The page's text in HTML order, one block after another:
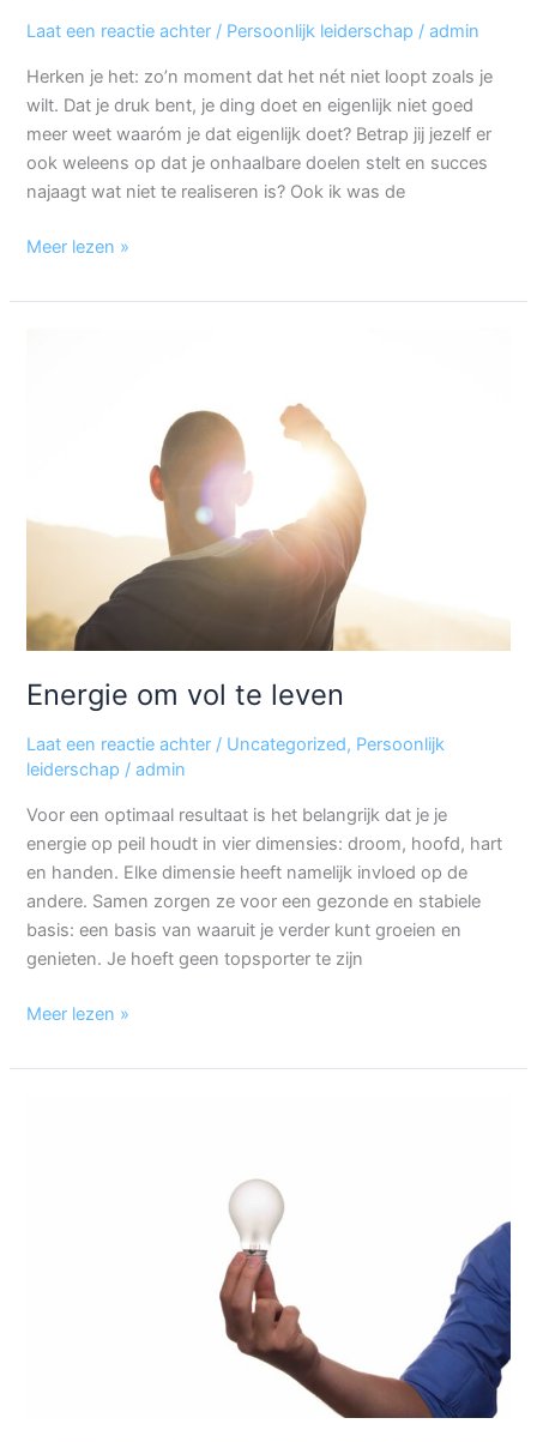
Laat een reactie achter / Persoonlijk leiderschap /admin
Herken je het: zo’n moment dat het nét niet loopt zoals je
wilt. Dat je druk bent, je ding doet en eigenlijk niet goed
meer weet waaróm je dat eigenlijk doet? Betrap jij jezelf er
ook weleens op dat je onhaalbare doelen stelt en succes
najaagt wat niet te realiseren is? Ook ik was de
Meer lezen »
Energie om vol te leven
Laat een reactie achter / Uncategorized, Persoonlijk
leiderschap /admin
Voor een optimaal resultaat is het belangrijk dat je je
energie op peil houdt in vier dimensies: droom, hoofd, hart
en handen. Elke dimensie heeft namelijk invloed op de
andere. Samen zorgen ze voor een gezonde en stabiele
basis: een basis van waaruit je verder kunt groeien en
genieten. Je hoeft geen topsporter te zijn
Meer lezen »